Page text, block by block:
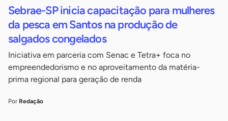
Notícias
Sebrae-SP inicia capacitação para mulheres
da pesca em Santos na produção de
salgados congelados
Iniciativa em parceria com Senac e Tetra+ foca no
empreendedorismo e no aproveitamento da matéria-
prima regional para geração de renda
Por Redação